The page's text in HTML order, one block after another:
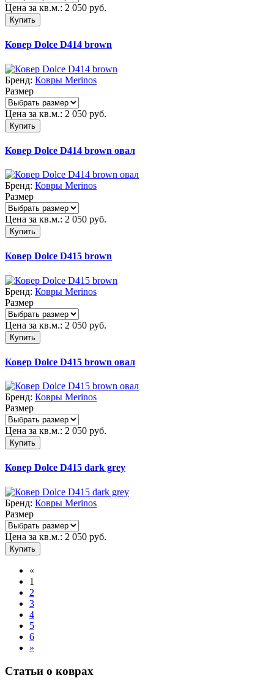
Цена за кв.м.: 2 050 руб.
Купить
Ковер Dolce D414 brown
Бренд: Ковры Merinos
Размер
Цена за кв.м.: 2 050 руб.
Купить
Ковер Dolce D414 brown овал
Бренд: Ковры Merinos
Размер
Цена за кв.м.: 2 050 руб.
Купить
Ковер Dolce D415 brown
Бренд: Ковры Merinos
Размер
Цена за кв.м.: 2 050 руб.
Купить
Ковер Dolce D415 brown овал
Бренд: Ковры Merinos
Размер
Цена за кв.м.: 2 050 руб.
Купить
Ковер Dolce D415 dark grey
Бренд: Ковры Merinos
Размер
Цена за кв.м.: 2 050 руб.
Купить
«
1
2
3
4
5
6
»
Статьи о коврах